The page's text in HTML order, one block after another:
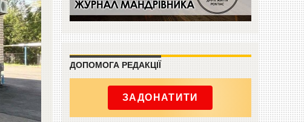
ДОПОМОГА РЕДАКЦІЇ
ЗАДОНАТИТИ